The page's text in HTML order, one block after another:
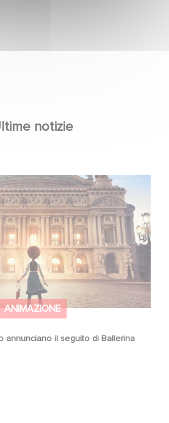
notizie
ANIMAZIONE
annunciano il seguito di Ballerina
annunciano il seguito di Ballerina